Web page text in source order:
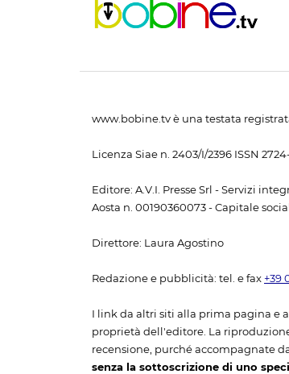
www.bobine.tv è una testata
Licenza Siae n. 2403/I/2396 ISSN
Editore: A.V.I. Presse Srl - Servizi
Aosta n. 00190360073 - Capitale
Direttore: Laura Agostino
Redazione e pubblicità: tel. e fax +39
I link da altri siti alla prima pagina e
proprietà dell'editore. La
recensione, purché accompagnate
senza la sottoscrizione di uno